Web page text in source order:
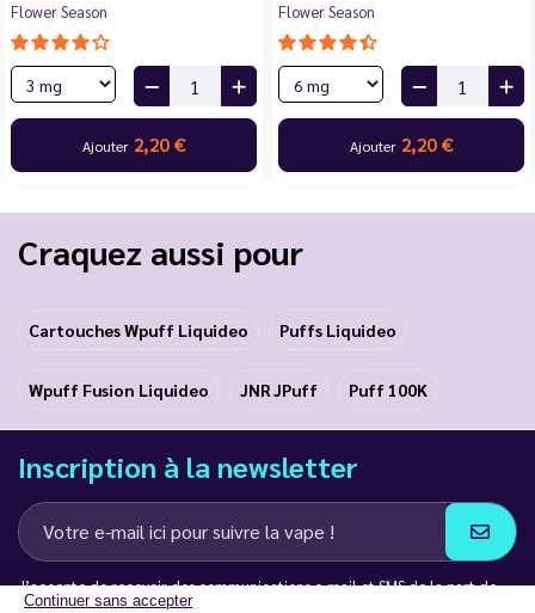
Continuer sans accepter
Flower Season
Ajouter 2,20 €
Flower Season
Ajouter 2,20 €
Craquez aussi pour
Cartouches Wpuff Liquideo Puffs Liquideo
Wpuff Fusion Liquideo JNR JPuff Puff 100K
Inscription à la newsletter
J’accepte de recevoir des communications e-mail et SMS de la part de
LD Groupe